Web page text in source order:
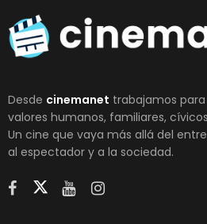
Desde cinemanet trabajamos
valores humanos, familiares,
Un cine que vaya más allá del
al espectador y a la sociedad.